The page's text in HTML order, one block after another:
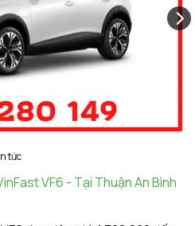
tức
VF6 - Tại Thuận An Bình